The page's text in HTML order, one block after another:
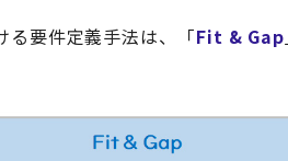
る要件定義手法は、「Fit & Gap